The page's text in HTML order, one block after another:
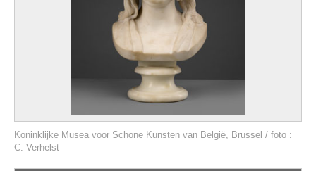
Koninklijke Musea voor Schone Kunsten van België, Brussel / foto :
C. Verhelst